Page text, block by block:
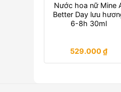
Nước hoa nữ Mine
Better Day lưu
6-8h 30ml
529.000₫